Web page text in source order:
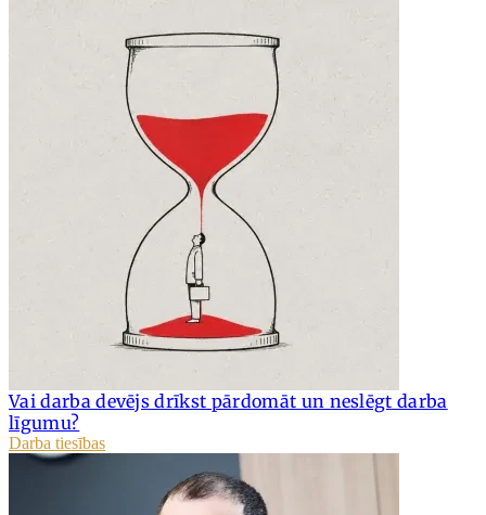
Vai darba devējs drīkst pārdomāt un neslēgt darba
līgumu?
Darba tiesības